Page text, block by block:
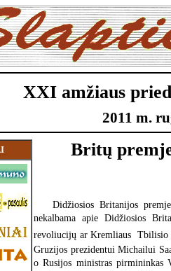
XXI amžiaus
2011 m.
Britų
Didžiosios Britanijos
nekalbama apie Didžiosios
revoliucijų ar Kremliaus 
Gruzijos prezidentui Michailui
o Rusijos ministras pirmininkas